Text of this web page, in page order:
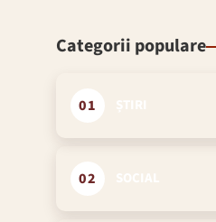
Categorii populare
01
02